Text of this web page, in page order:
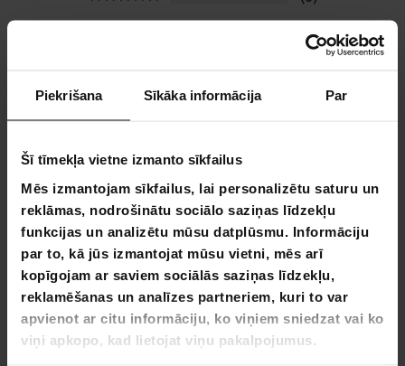
Piekrišana Sīkāka informācija Par
Šī tīmekļa vietne izmanto sīkfailus
Mēs izmantojam sīkfailus, lai personalizētu saturu un
reklāmas, nodrošinātu sociālo saziņas līdzekļu
funkcijas un analizētu mūsu datplūsmu. Informāciju
par to, kā jūs izmantojat mūsu vietni, mēs arī
kopīgojam ar saviem sociālās saziņas līdzekļu,
reklamēšanas un analīzes partneriem, kuri to var
apvienot ar citu informāciju, ko viņiem sniedzat vai ko
viņi apkopo, kad lietojat viņu pakalpojumus.
TK
11.18.2022
Teijo K.
Tas bija pilnīgi apaļš un neiespējami to pagriezt, ja
neprati, bet es pratu, hahā
Virsraksts jau izsaka visu, vai vari labāk nekā es? Es to
patiešām grozīju ap rokām...